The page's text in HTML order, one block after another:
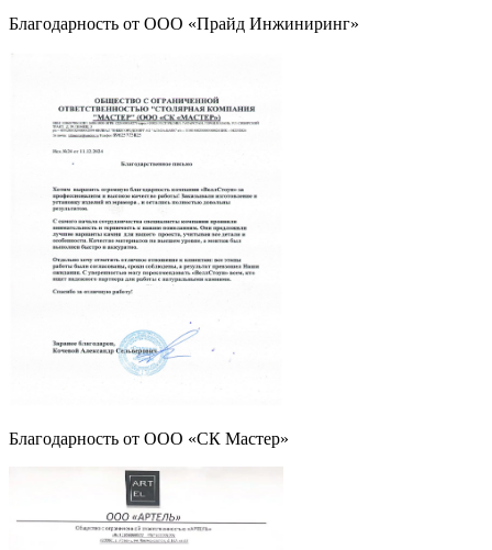
Благодарность от ООО «Прайд Инжиниринг»
Благодарность от ООО «СК Мастер»